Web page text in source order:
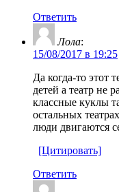
Ответить
Лола:
15/08/2017 в 19:25
Да когда-то этот
детей а театр не
классные куклы
остальных
люди двигаются
[Цитировать]
Ответить